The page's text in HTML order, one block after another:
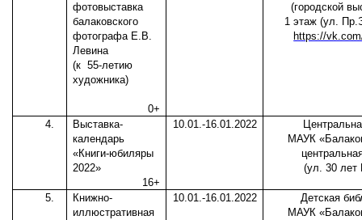
фотовыставка
балаковского
фотографа Е.В.
Левина
(к 55-летию
художника)
0+
(городской
1 этаж (ул.
https://
4.
Выставка-
календарь
«Книги-юбиляры
2022»
16+
10.01.-16.01.2022
МАУК
(ул. 30 лет
5.
Книжно-
иллюстративная
10.01.-16.01.2022
Детская
МАУК